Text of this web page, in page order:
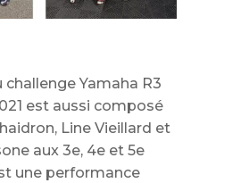
challenge Yamaha R3
est aussi composé
Line Vieillard et
aux 3e, 4e et 5e
une performance